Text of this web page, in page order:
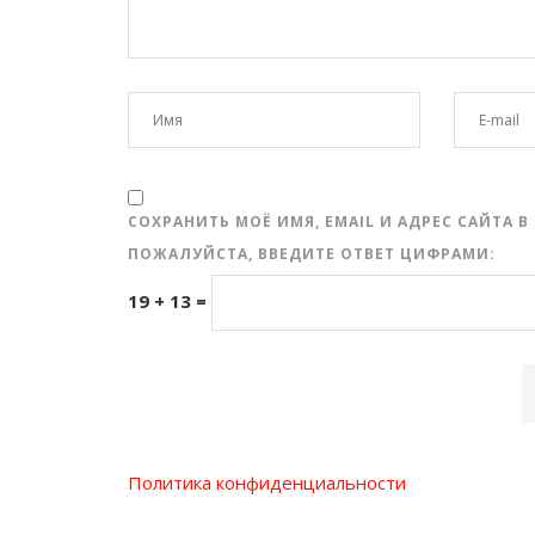
СОХРАНИТЬ МОЁ ИМЯ, EMAIL И АДРЕС
ПОЖАЛУЙСТА, ВВЕДИТЕ ОТВЕТ ЦИФРАМИ:
19 + 13 =
Политика конфиденциальности